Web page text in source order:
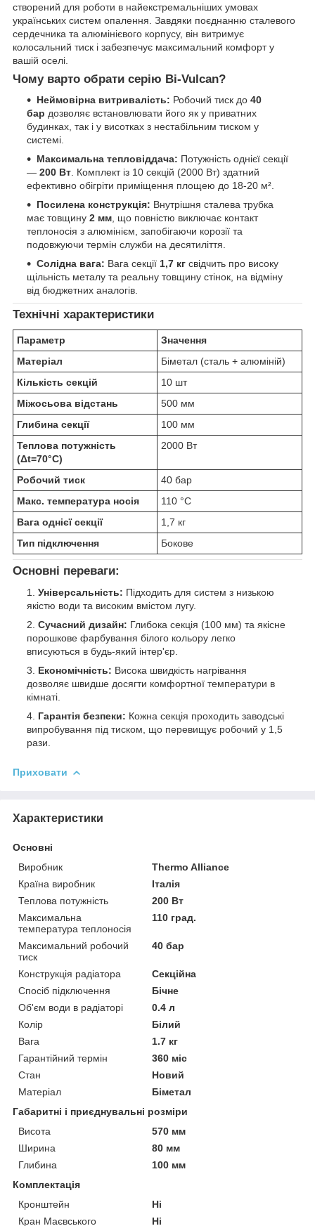
створений для роботи в найекстремальніших умовах
українських систем опалення. Завдяки поєднанню сталевого
сердечника та алюмінієвого корпусу, він витримує
колосальний тиск і забезпечує максимальний комфорт у
вашій оселі.
Чому варто обрати серію Bi-Vulcan?
Неймовірна витривалість: Робочий тиск до 40
бар дозволяє встановлювати його як у приватних
будинках, так і у висотках з нестабільним тиском у
системі.
Максимальна тепловіддача: Потужність однієї секції
— 200 Вт. Комплект із 10 секцій (2000 Вт) здатний
ефективно обігріти приміщення площею до 18-20 м².
Посилена конструкція: Внутрішня сталева трубка
має товщину 2 мм, що повністю виключає контакт
теплоносія з алюмінієм, запобігаючи корозії та
подовжуючи термін служби на десятиліття.
Солідна вага: Вага секції 1,7 кг свідчить про високу
щільність металу та реальну товщину стінок, на відміну
від бюджетних аналогів.
Технічні характеристики
Параметр
Значення
Матеріал
Біметал (сталь + алюміній)
Кількість секцій
10 шт
Міжосьова відстань
500 мм
Глибина секції
100 мм
Теплова потужність
(Δt=70°C)
2000 Вт
Робочий тиск
40 бар
Макс. температура носія
110 °C
Вага однієї секції
1,7 кг
Тип підключення
Бокове
Основні переваги:
Універсальність: Підходить для систем з низькою
якістю води та високим вмістом лугу.
Сучасний дизайн: Глибока секція (100 мм) та якісне
порошкове фарбування білого кольору легко
вписуються в будь-який інтер'єр.
Економічність: Висока швидкість нагрівання
дозволяє швидше досягти комфортної температури в
кімнаті.
Гарантія безпеки: Кожна секція проходить заводські
випробування під тиском, що перевищує робочий у 1,5
рази.
Приховати
Характеристики
Основні
Виробник
Thermo Alliance
Країна виробник
Італія
Теплова потужність
200 Вт
Максимальна
температура теплоносія
110 град.
Максимальний робочий
тиск
40 бар
Конструкція радіатора
Секційна
Спосіб підключення
Бічне
Об'єм води в радіаторі
0.4 л
Колір
Білий
Вага
1.7 кг
Гарантійний термін
360 міс
Стан
Новий
Матеріал
Біметал
Габаритні і приєднувальні розміри
Висота
570 мм
Ширина
80 мм
Глибина
100 мм
Комплектація
Кронштейн
Ні
Кран Маєвського
Ні